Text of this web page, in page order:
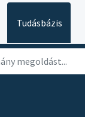
Tudásbázis